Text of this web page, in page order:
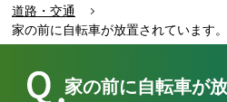
道路・交通
家の前に自転車が放置されています
家の前に自転車が